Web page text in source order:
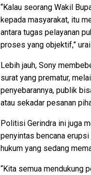
“Kalau seorang Wakil
kepada masyarakat, itu
antara tugas pelayanan
proses yang objektif,” urai
Lebih jauh, Sony
surat yang prematur,
penyebarannya, publik
atau sekadar pesanan
Politisi Gerindra ini juga
penyintas bencana erupsi
hukum yang sedang
“Kita semua mendukung